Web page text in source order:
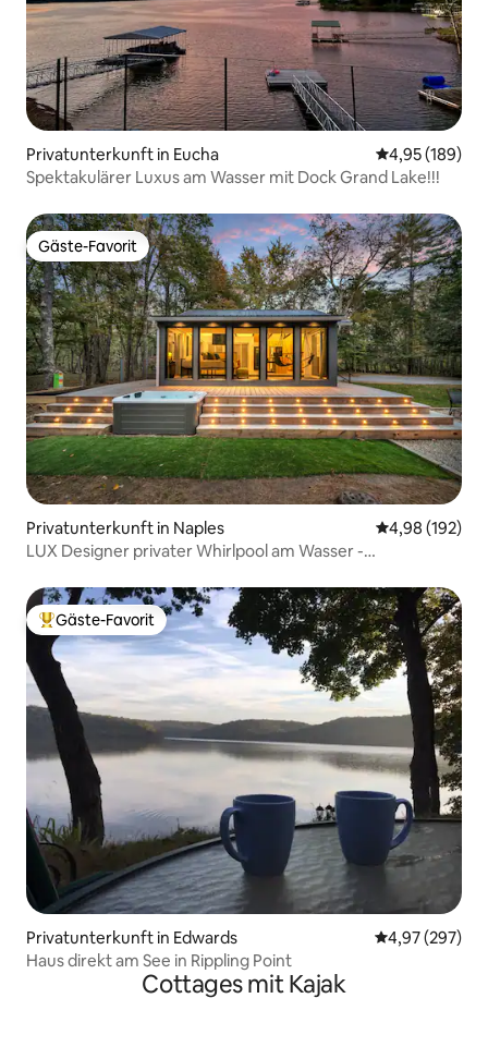
Privatunterkunft in Eucha
4,95 (189)
Spektakulärer Luxus am Wasser mit Dock Grand Lake!!!
Gäste-Favorit
Gäste-Favorit
Privatunterkunft in Naples
4,98 (192)
LUX Designer privater Whirlpool am Wasser -
Beliebter Gäste-Favorit.
Gäste-Favorit
Privatunterkunft in Edwards
4,97 (297)
Haus direkt am See in Rippling Point
Cottages mit Kajak